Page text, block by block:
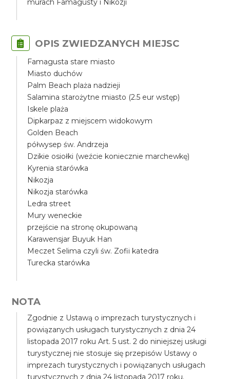
murach Famagusty i Nikozji
OPIS ZWIEDZANYCH MIEJSC
Famagusta stare miasto
Miasto duchów
Palm Beach plaża nadzieji
Salamina starożytne miasto (2.5 eur wstęp)
Iskele plaża
Dipkarpaz z miejscem widokowym
Golden Beach
półwysep św. Andrzeja
Dzikie osiołki (weźcie koniecznie marchewkę)
Kyrenia starówka
Nikozja
Nikozja starówka
Ledra street
Mury weneckie
przejście na stronę okupowaną
Karawensjar Buyuk Han
Meczet Selima czyli św. Zofii katedra
Turecka starówka
NOTA
Zgodnie z Ustawą o imprezach turystycznych i
powiązanych usługach turystycznych z dnia 24
listopada 2017 roku Art. 5 ust. 2 do niniejszej usługi
turystycznej nie stosuje się przepisów Ustawy o
imprezach turystycznych i powiązanych usługach
turystycznych z dnia 24 listopada 2017 roku.